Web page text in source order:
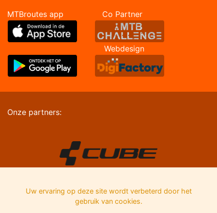
MTBroutes app Co Partner
Webdesign
Onze partners:
Uw ervaring op deze site wordt verbeterd door het
gebruik van cookies.